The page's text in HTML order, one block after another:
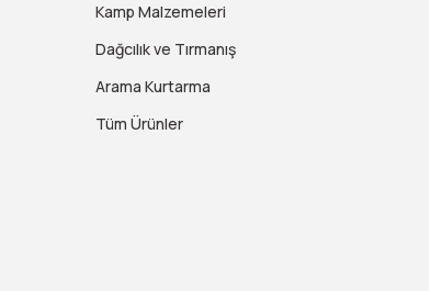
Kamp Malzemeleri
Dağcılık ve Tırmanış
Arama Kurtarma
Tüm Ürünler